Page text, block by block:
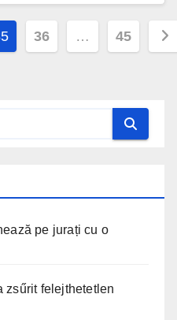
36 … 45
pe jurați cu o
zsűrit felejthetetlen